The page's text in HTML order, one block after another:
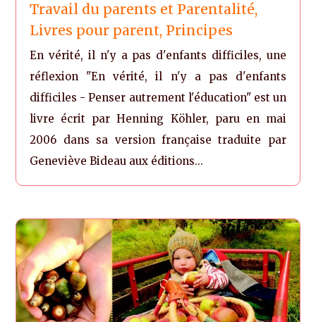
Travail du parents et Parentalité,
Livres pour parent, Principes
En vérité, il n'y a pas d'enfants difficiles, une
réflexion "En vérité, il n'y a pas d'enfants
difficiles - Penser autrement l'éducation" est un
livre écrit par Henning Köhler, paru en mai
2006 dans sa version française traduite par
Geneviève Bideau aux éditions...